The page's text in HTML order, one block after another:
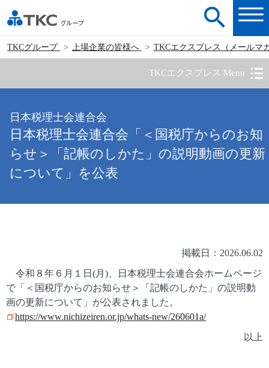
TKCグループ 上場企業の皆様へ TKCエクスプレス（メールマ
TKCエクスプレス Menu
日本税理士会連合会
日本税理士会連合会「＜国税庁からのお知
らせ＞「記帳のしかた」の説明動画の更新
について」を公表
掲載日：2026.06.02
令和８年６月１日(月)、日本税理士会連合会ホームページ
で「＜国税庁からのお知らせ＞「記帳のしかた」の説明動
画の更新について」が公表されました。
https://www.nichizeiren.or.jp/whats-new/260601a/
以上